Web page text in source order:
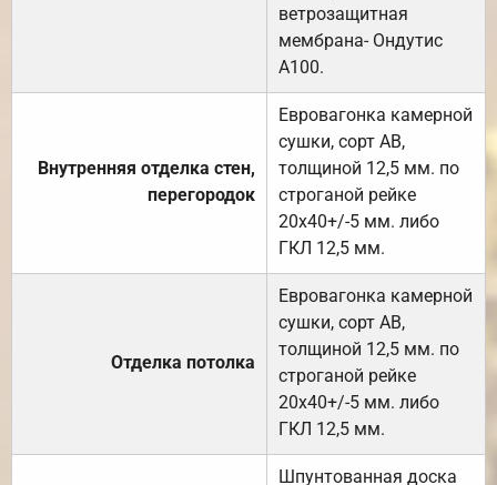
ветрозащитная
мембрана- Ондутис
А100.
Внутренняя отделка стен,
перегородок
Евровагонка камерной
сушки, сорт АВ,
толщиной 12,5 мм. по
строганой рейке
20х40+/-5 мм. либо
ГКЛ 12,5 мм.
Отделка потолка
Евровагонка камерной
сушки, сорт АВ,
толщиной 12,5 мм. по
строганой рейке
20х40+/-5 мм. либо
ГКЛ 12,5 мм.
Шпунтованная доска